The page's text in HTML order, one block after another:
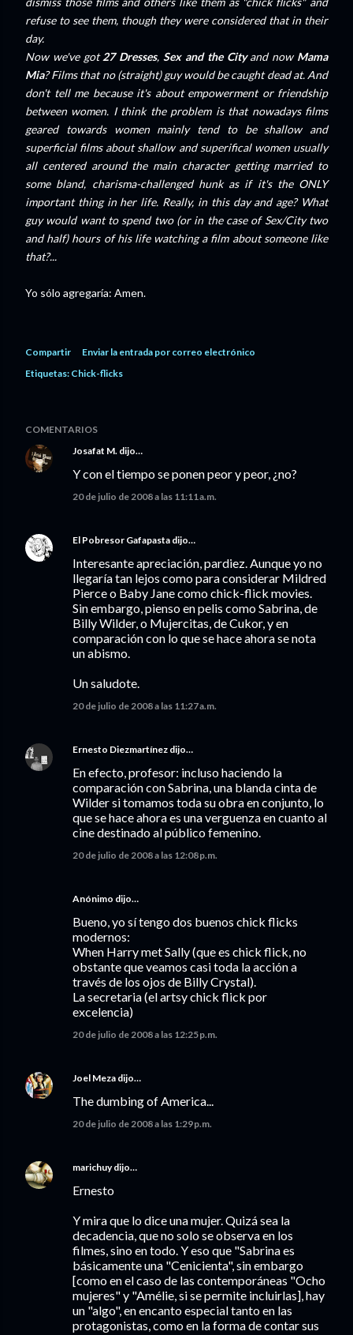
refuse to see them, though they were considered that in their
day.
Now we've got27 Dresses,Sex and the Cityand now Mama
Mia? Films that no (straight) guy would be caught dead at. And
don't tell me because it's about empowerment or friendship
between women. I think the problem is that nowadays films
geared towards women mainly tend to be shallow and
superficial films about shallow and superifical women usually
all centered around the main character getting married to
some bland, charisma-challenged hunk as if it's the ONLY
important thing in her life. Really, in this day and age? What
guy would want to spend two (or in the case of Sex/City two
and half) hours of his life watching a film about someone like
that?...
Yo sólo agregaría: Amen.
Compartir
Enviar la entrada por correo electrónico
Etiquetas: Chick-flicks
COMENTARIOS
Josafat M. dijo…
Y con el tiempo se ponen peor y peor, ¿no?
20 de julio de 2008 a las 11:11 a.m.
El Pobresor Gafapasta dijo…
Interesante apreciación, pardiez. Aunque yo no
llegaría tan lejos como para considerar Mildred
Pierce o Baby Jane como chick-flick movies.
Sin embargo, pienso en pelis como Sabrina, de
Billy Wilder, o Mujercitas, de Cukor, y en
comparación con lo que se hace ahora se nota
un abismo.
Un saludote.
20 de julio de 2008 a las 11:27 a.m.
Ernesto Diezmartínez dijo…
En efecto, profesor: incluso haciendo la
comparación con Sabrina, una blanda cinta de
Wilder si tomamos toda su obra en conjunto, lo
que se hace ahora es una verguenza en cuanto al
cine destinado al público femenino.
20 de julio de 2008 a las 12:08 p.m.
Anónimo dijo…
Bueno, yo sí tengo dos buenos chick flicks
modernos:
When Harry met Sally (que es chick flick, no
obstante que veamos casi toda la acción a
través de los ojos de Billy Crystal).
La secretaria (el artsy chick flick por
excelencia)
20 de julio de 2008 a las 12:25 p.m.
Joel Meza dijo…
The dumbing of America...
20 de julio de 2008 a las 1:29 p.m.
marichuydijo…
Ernesto
Y mira que lo dice una mujer. Quizá sea la
decadencia, que no solo se observa en los
filmes, sino en todo. Y eso que "Sabrina es
básicamente una "Cenicienta", sin embargo
[como en el caso de las contemporáneas "Ocho
mujeres" y "Amélie, si se permite incluirlas], hay
un "algo", en encanto especial tanto en las
protagonistas, como en la forma de contar sus